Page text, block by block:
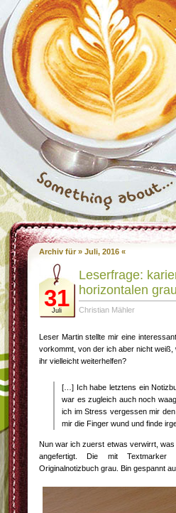
Archiv für » Juli, 2016 «
31
Juli
Leserfrage:
horizontalen
Christian Mähler
Leser Martin stellte mir eine
vorkommt, von der ich aber nicht
ihr vielleicht weiterhelfen?
[…] Ich habe letztens ein
war es zugleich auch noch
ich im Stress vergessen mir
mir die Finger wund und finde
Nun war ich zuerst etwas verwirrt,
angefertigt. Die mit
Originalnotizbuch grau. Bin gespannt